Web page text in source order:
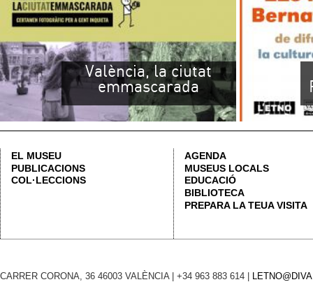
EL MUSEU
COL·LECCIONS
EDUCACIÓ
BIBLIOTECA
PREPARA LA TEUA VISITA
CARRER CORONA, 36 46003 VALÈNCIA | +34 963 883 614 | LETNO@DIVAL.ES